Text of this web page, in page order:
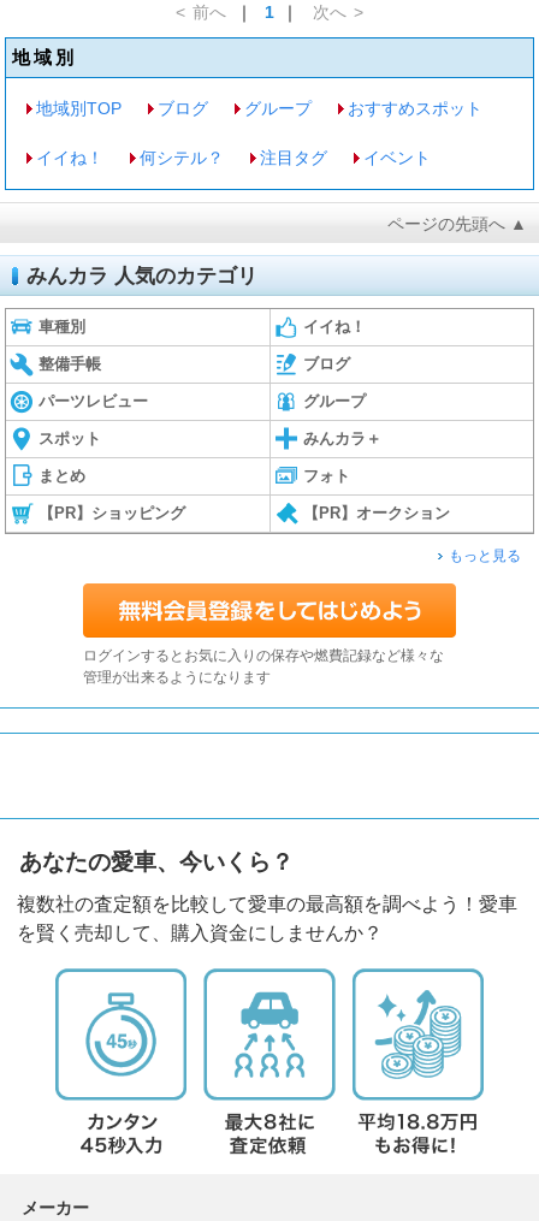
< 前へ ｜ 1 ｜ 次へ >
地域別
地域別TOP ブログ グループ おすすめスポット
イイね！ 何シテル？ 注目タグ イベント
ページの先頭へ ▲
みんカラ 人気のカテゴリ
車種別 イイね！
整備手帳 ブログ
パーツレビュー グループ
スポット みんカラ＋
まとめ フォト
【PR】ショッピング 【PR】オークション
もっと見る
ログインするとお気に入りの保存や燃費記録など様々な
管理が出来るようになります
あなたの愛車、今いくら？
複数社の査定額を比較して愛車の最高額を調べよう！愛車
を賢く売却して、購入資金にしませんか？
メーカー